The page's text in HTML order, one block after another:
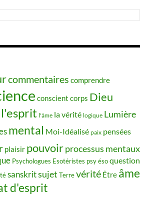
commentaires comprendre
conscient corps Dieu
l'esprit l'âme la vérité logique Lumière
mental Moi-Idéalisé paix pensées
plaisir pouvoirprocessus mentaux
Psychologues Esotéristes psy ésoquestion
sanskritsujet Terrevérité Être âme
d'esprit